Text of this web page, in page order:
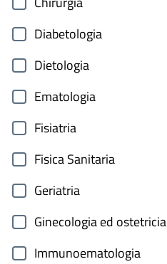
Diabetologia
Dietologia
Ematologia
Fisiatria
Fisica Sanitaria
Geriatria
Ginecologia ed ostetricia
Immunoematologia